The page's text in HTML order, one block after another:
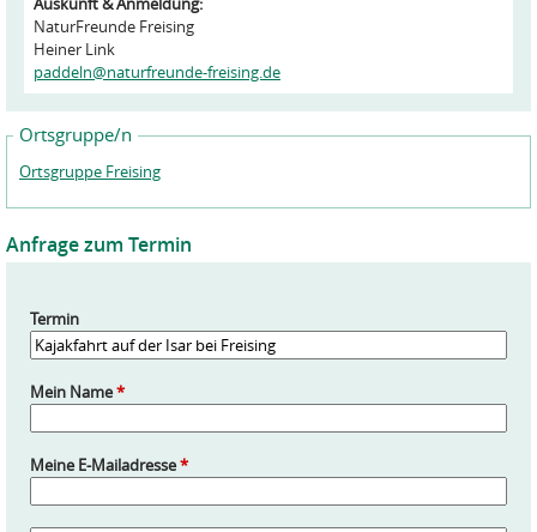
NaturFreunde Freising
Heiner Link
paddeln@naturfreunde-freising.de
Ortsgruppe/n
Ortsgruppe Freising
Anfrage zum Termin
Termin
Mein Name*
Meine E-Mailadresse*